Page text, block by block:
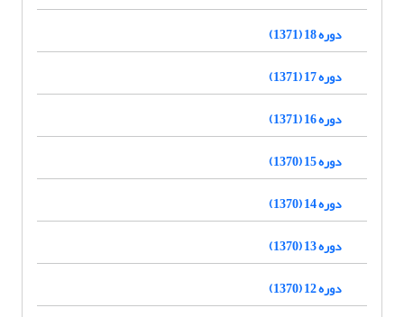
دوره 18 (1371)
دوره 17 (1371)
دوره 16 (1371)
دوره 15 (1370)
دوره 14 (1370)
دوره 13 (1370)
دوره 12 (1370)